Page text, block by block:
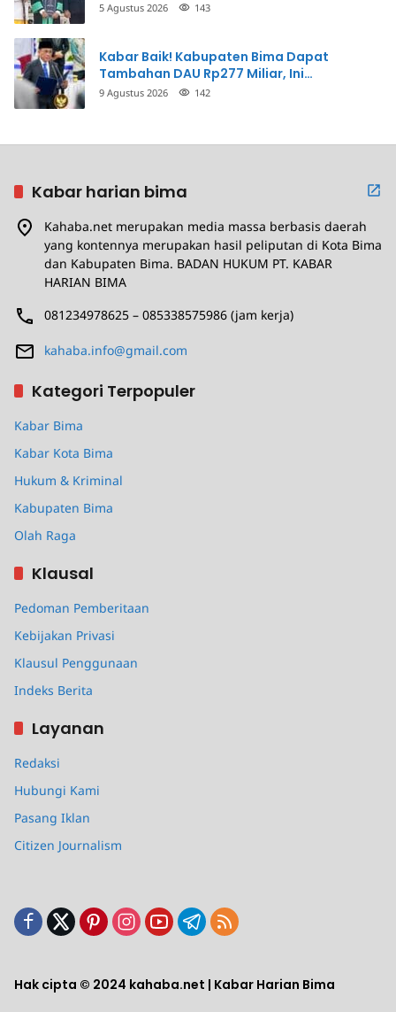
5 Agustus 2026 143
Kabar Baik! Kabupaten Bima Dapat
Tambahan DAU Rp277 Miliar, Ini
Prioritasnya
9 Agustus 2026 142
Kabar harian bima
Kahaba.net merupakan media massa berbasis daerah
yang kontennya merupakan hasil peliputan di Kota Bima
dan Kabupaten Bima. BADAN HUKUM PT. KABAR
HARIAN BIMA
081234978625 – 085338575986 (jam kerja)
kahaba.info@gmail.com
Kategori Terpopuler
Kabar Bima
Kabar Kota Bima
Hukum & Kriminal
Kabupaten Bima
Olah Raga
Klausal
Pedoman Pemberitaan
Kebijakan Privasi
Klausul Penggunaan
Indeks Berita
Layanan
Redaksi
Hubungi Kami
Pasang Iklan
Citizen Journalism
Hak cipta © 2024 kahaba.net | Kabar Harian Bima